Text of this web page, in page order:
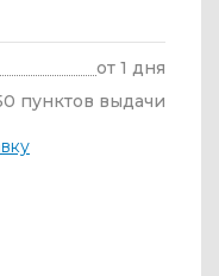
от 1 дня
пунктов выдачи